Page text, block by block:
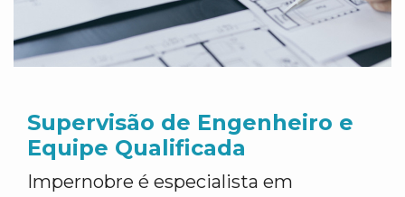
Supervisão de Engenheiro e
Equipe Qualificada
Impernobre é especialista em